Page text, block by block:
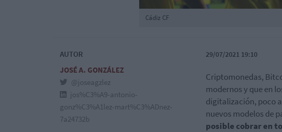
Cádiz CF
AUTOR
JOSÉ A. GONZÁLEZ
@joseagzlez
jos%C3%A9-antonio-
gonz%C3%A1lez-mart%C3%ADnez-
7a24732b
29/07/2021 19:10
Criptomonedas,
modernos y que en
digitalización, poco
nuevos modelos de
posible cobrar en